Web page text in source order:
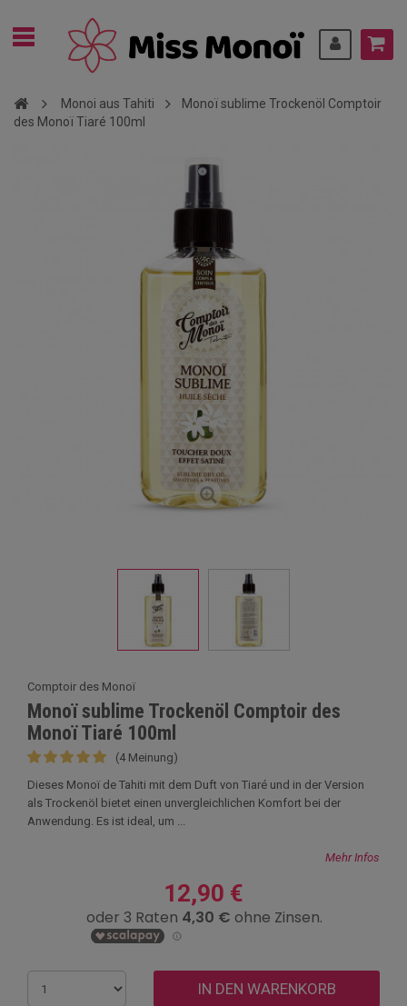
Monoi aus Tahiti
Monoï sublime Trockenöl Comptoir
des Monoï Tiaré 100ml
Comptoir des Monoï
Monoï sublime Trockenöl Comptoir des
Monoï Tiaré 100ml
(4 Meinung)
Dieses Monoï de Tahiti mit dem Duft von Tiaré und in der Version
als Trockenöl bietet einen unvergleichlichen Komfort bei der
Anwendung. Es ist ideal, um ...
Mehr Infos
12,90 €
IN DEN WARENKORB